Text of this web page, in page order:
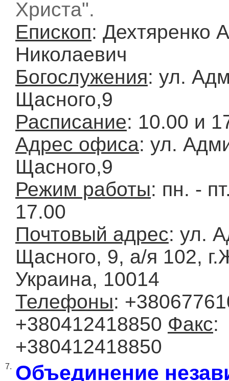
Христа".
Епископ: Дехтяренко
Николаевич
Богослужения: ул.
Щасного,9
Расписание: 10.00 и
Адрес офиса: ул.
Щасного,9
Режим работы: пн. -
17.00
Почтовый адрес: ул.
Щасного, 9, а/я 102,
Украина, 10014
Телефоны:
+380412418850 Факс:
+380412418850
7. Объединение